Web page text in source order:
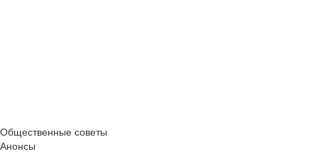
Общественные советы
Анонсы